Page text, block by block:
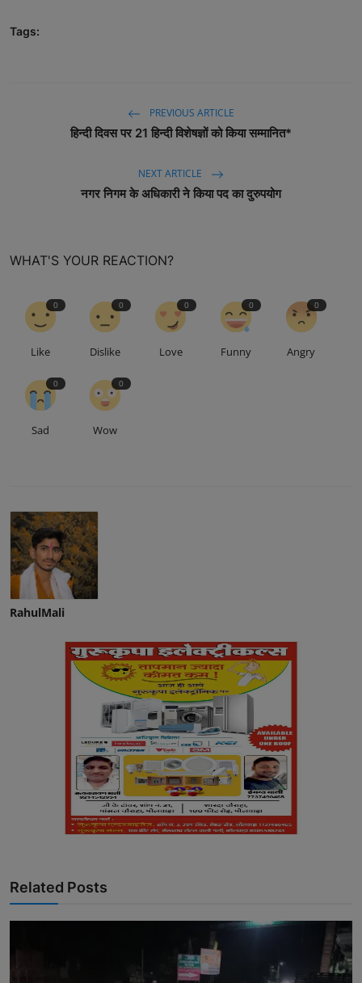
Tags:
PREVIOUS ARTICLE
हिन्दी दिवस पर 21 हिन्दी विशेषज्ञों को किया सम्मानित*
NEXT ARTICLE
नगर निगम के अधिकारी ने किया पद का दुरुपयोग
WHAT'S YOUR REACTION?
0
Like
0
Dislike
0
Love
0
Funny
0
Angry
0
Sad
0
Wow
RahulMali
Related Posts